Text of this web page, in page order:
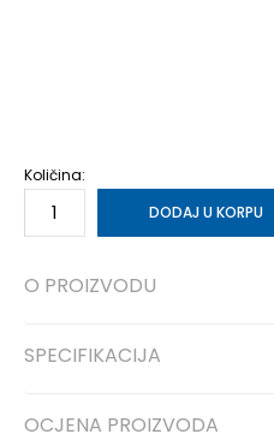
Količina:
DODAJ U KORPU
O PROIZVODU
SPECIFIKACIJA
OCJENA PROIZVODA